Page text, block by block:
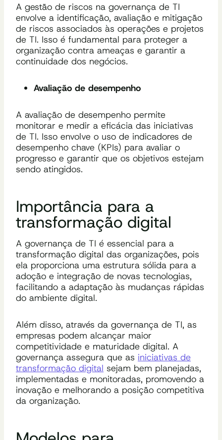
A gestão de riscos na governança de TI
envolve a identificação, avaliação e mitigação
de riscos associados às operações e projetos
de TI. Isso é fundamental para proteger a
organização contra ameaças e garantir a
continuidade dos negócios.
Avaliação de desempenho
A avaliação de desempenho permite
monitorar e medir a eficácia das iniciativas
de TI. Isso envolve o uso de indicadores de
desempenho chave (KPIs) para avaliar o
progresso e garantir que os objetivos estejam
sendo atingidos.
Importância para a
transformação digital
A governança de TI é essencial para a
transformação digital das organizações, pois
ela proporciona uma estrutura sólida para a
adoção e integração de novas tecnologias,
facilitando a adaptação às mudanças rápidas
do ambiente digital.
Além disso, através da governança de TI, as
empresas podem alcançar maior
competitividade e maturidade digital. A
governança assegura que as iniciativas de
transformação digital sejam bem planejadas,
implementadas e monitoradas, promovendo a
inovação e melhorando a posição competitiva
da organização.